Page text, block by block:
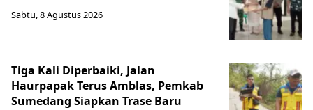
Sabtu, 8 Agustus 2026
Tiga Kali Diperbaiki, Jalan
Haurpapak Terus Amblas, Pemkab
Sumedang Siapkan Trase Baru